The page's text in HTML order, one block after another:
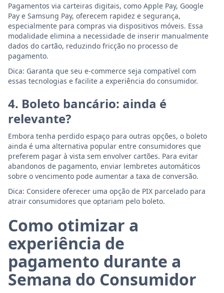
Pagamentos via carteiras digitais, como Apple Pay, Google
Pay e Samsung Pay, oferecem rapidez e segurança,
especialmente para compras via dispositivos móveis. Essa
modalidade elimina a necessidade de inserir manualmente
dados do cartão, reduzindo fricção no processo de
pagamento.
Dica: Garanta que seu e-commerce seja compatível com
essas tecnologias e facilite a experiência do consumidor.
4. Boleto bancário: ainda é
relevante?
Embora tenha perdido espaço para outras opções, o boleto
ainda é uma alternativa popular entre consumidores que
preferem pagar à vista sem envolver cartões. Para evitar
abandonos de pagamento, enviar lembretes automáticos
sobre o vencimento pode aumentar a taxa de conversão.
Dica: Considere oferecer uma opção de PIX parcelado para
atrair consumidores que optariam pelo boleto.
Como otimizar a
experiência de
pagamento durante a
Semana do Consumidor